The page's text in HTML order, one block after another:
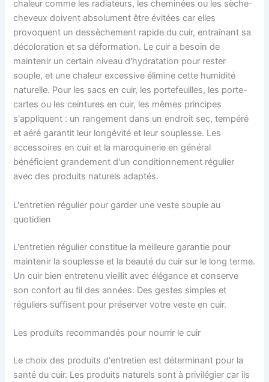
chaleur comme les radiateurs, les cheminées ou les sèche-
cheveux doivent absolument être évitées car elles
provoquent un dessèchement rapide du cuir, entraînant sa
décoloration et sa déformation. Le cuir a besoin de
maintenir un certain niveau d'hydratation pour rester
souple, et une chaleur excessive élimine cette humidité
naturelle. Pour les sacs en cuir, les portefeuilles, les porte-
cartes ou les ceintures en cuir, les mêmes principes
s'appliquent : un rangement dans un endroit sec, tempéré
et aéré garantit leur longévité et leur souplesse. Les
accessoires en cuir et la maroquinerie en général
bénéficient grandement d'un conditionnement régulier
avec des produits naturels adaptés.
L'entretien régulier pour garder une veste souple au
quotidien
L'entretien régulier constitue la meilleure garantie pour
maintenir la souplesse et la beauté du cuir sur le long terme.
Un cuir bien entretenu vieillit avec élégance et conserve
son confort au fil des années. Des gestes simples et
réguliers suffisent pour préserver votre veste en cuir.
Les produits recommandés pour nourrir le cuir
Le choix des produits d'entretien est déterminant pour la
santé du cuir. Les produits naturels sont à privilégier car ils